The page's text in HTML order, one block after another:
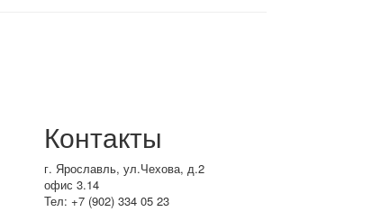
Контакты
г. Ярославль, ул.Чехова, д.2
офис 3.14
Тел: +7 (902) 334 05 23